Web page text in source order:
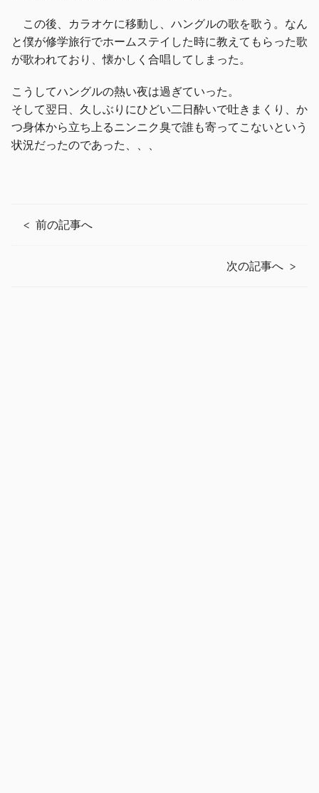
この後、カラオケに移動し、ハングルの歌を歌う。なん
と僕が修学旅行でホームステイした時に教えてもらった歌
が歌われており、懐かしく合唱してしまった。
こうしてハングルの熱い夜は過ぎていった。
そして翌日、久しぶりにひどい二日酔いで吐きまくり、か
つ身体から立ち上るニンニク臭で誰も寄ってこないという
状況だったのであった、、、
前の記事へ
次の記事へ